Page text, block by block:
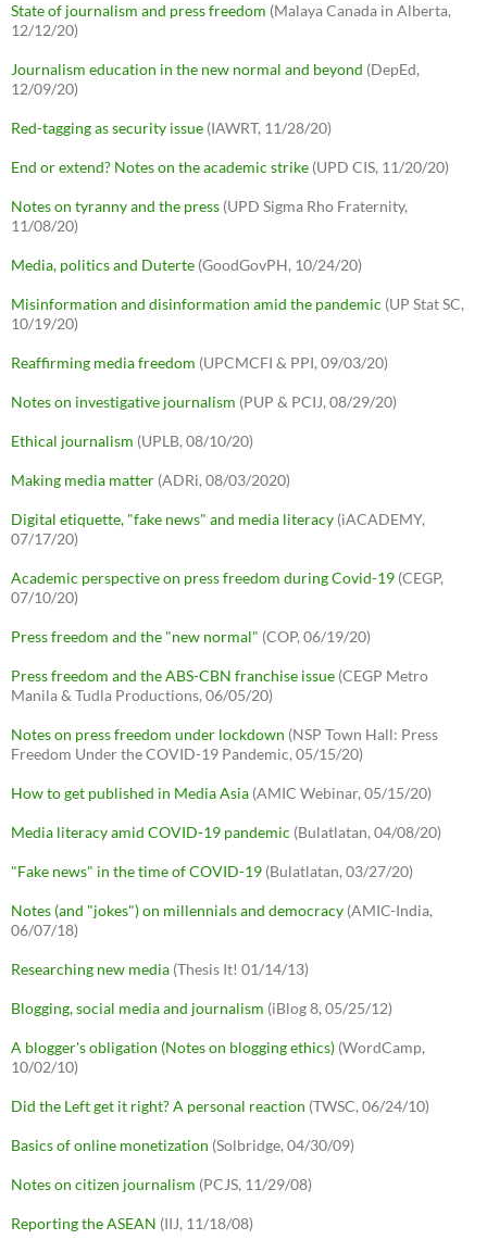
State of journalism and press freedom (Malaya Canada in Alberta,
12/12/20)
Journalism education in the new normal and beyond (DepEd,
12/09/20)
Red-tagging as security issue (IAWRT, 11/28/20)
End or extend? Notes on the academic strike (UPD CIS, 11/20/20)
Notes on tyranny and the press (UPD Sigma Rho Fraternity,
11/08/20)
Media, politics and Duterte (GoodGovPH, 10/24/20)
Misinformation and disinformation amid the pandemic (UP Stat SC,
10/19/20)
Reaffirming media freedom (UPCMCFI & PPI, 09/03/20)
Notes on investigative journalism (PUP & PCIJ, 08/29/20)
Ethical journalism (UPLB, 08/10/20)
Making media matter (ADRi, 08/03/2020)
Digital etiquette, "fake news" and media literacy (iACADEMY,
07/17/20)
Academic perspective on press freedom during Covid-19 (CEGP,
07/10/20)
Press freedom and the "new normal" (COP, 06/19/20)
Press freedom and the ABS-CBN franchise issue (CEGP Metro
Manila & Tudla Productions, 06/05/20)
Notes on press freedom under lockdown (NSP Town Hall: Press
Freedom Under the COVID-19 Pandemic, 05/15/20)
How to get published in Media Asia (AMIC Webinar, 05/15/20)
Media literacy amid COVID-19 pandemic (Bulatlatan, 04/08/20)
"Fake news" in the time of COVID-19 (Bulatlatan, 03/27/20)
Notes (and "jokes") on millennials and democracy (AMIC-India,
06/07/18)
Researching new media (Thesis It! 01/14/13)
Blogging, social media and journalism (iBlog 8, 05/25/12)
A blogger's obligation (Notes on blogging ethics) (WordCamp,
10/02/10)
Did the Left get it right? A personal reaction (TWSC, 06/24/10)
Basics of online monetization (Solbridge, 04/30/09)
Notes on citizen journalism (PCJS, 11/29/08)
Reporting the ASEAN (IIJ, 11/18/08)